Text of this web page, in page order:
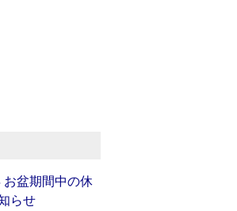
お盆期間中の休
らせ